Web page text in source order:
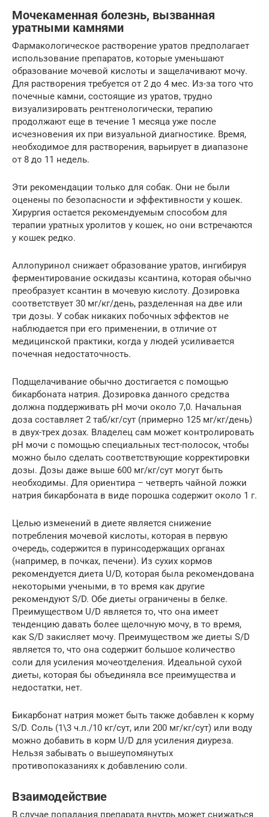
Мочекаменная болезнь, вызванная
уратными камнями
Фармакологическое растворение уратов предполагает
использование препаратов, которые уменьшают
образование мочевой кислоты и защелачивают мочу.
Для растворения требуется от 2 до 4 мес. Из-за того что
почечные камни, состоящие из уратов, трудно
визуализировать рентгенологически, терапию
продолжают еще в течение 1 месяца уже после
исчезновения их при визуальной диагностике. Время,
необходимое для растворения, варьирует в диапазоне
от 8 до 11 недель.
Эти рекомендации только для собак. Они не были
оценены по безопасности и эффективности у кошек.
Хирургия остается рекомендуемым способом для
терапии уратных уролитов у кошек, но они встречаются
у кошек редко.
Аллопуринол снижает образование уратов, ингибируя
ферментирование оскидазы ксантина, которая обычно
преобразует ксантин в мочевую кислоту. Дозировка
соответствует 30 мг/кг/день, разделенная на две или
три дозы. У собак никаких побочных эффектов не
наблюдается при его применении, в отличие от
медицинской практики, когда у людей усиливается
почечная недостаточность.
Подщелачивание обычно достигается с помощью
бикарбоната натрия. Дозировка данного средства
должна поддерживать рН мочи около 7,0. Начальная
доза составляет 2 таб/кг/сут (примерно 125 мг/кг/день)
в двух-трех дозах. Владелец сам может контролировать
рН мочи с помощью специальных тест-полосок, чтобы
можно было сделать соответствующие корректировки
дозы. Дозы даже выше 600 мг/кг/сут могут быть
необходимы. Для ориентира – четверть чайной ложки
натрия бикарбоната в виде порошка содержит около 1 г.
Целью изменений в диете является снижение
потребления мочевой кислоты, которая в первую
очередь, содержится в пуринсодержащих органах
(например, в почках, печени). Из сухих кормов
рекомендуется диета U/D, которая была рекомендована
некоторыми учеными, в то время как другие
рекомендуют S/D. Обе диеты ограничены в белке.
Преимуществом U/D является то, что она имеет
тенденцию давать более щелочную мочу, в то время,
как S/D закисляет мочу. Преимуществом же диеты S/D
является то, что она содержит большое количество
соли для усиления мочеотделения. Идеальной сухой
диеты, которая бы объединяла все преимущества и
недостатки, нет.
Бикарбонат натрия может быть также добавлен к корму
S/D. Соль (1\3 ч.л./10 кг/сут, или 200 мг/кг/сут) или воду
можно добавить в корм U/D для усиления диуреза.
Нельзя забывать о вышеупомянутых
противопоказаниях к добавлению соли.
Взаимодействие
В случае попадания препарата внутрь может снижаться